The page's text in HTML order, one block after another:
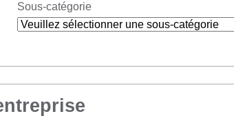
Sous-catégorie